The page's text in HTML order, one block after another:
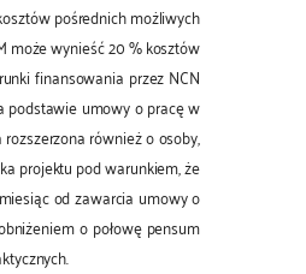
pośrednich możliwych
może wynieść 20 % kosztów
finansowania przez NCN
podstawie umowy o pracę w
również o osoby,
projektu pod warunkiem, że
od zawarcia umowy o
o połowę pensum